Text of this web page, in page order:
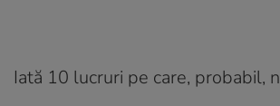
Iată 10 lucruri pe care, probabil,